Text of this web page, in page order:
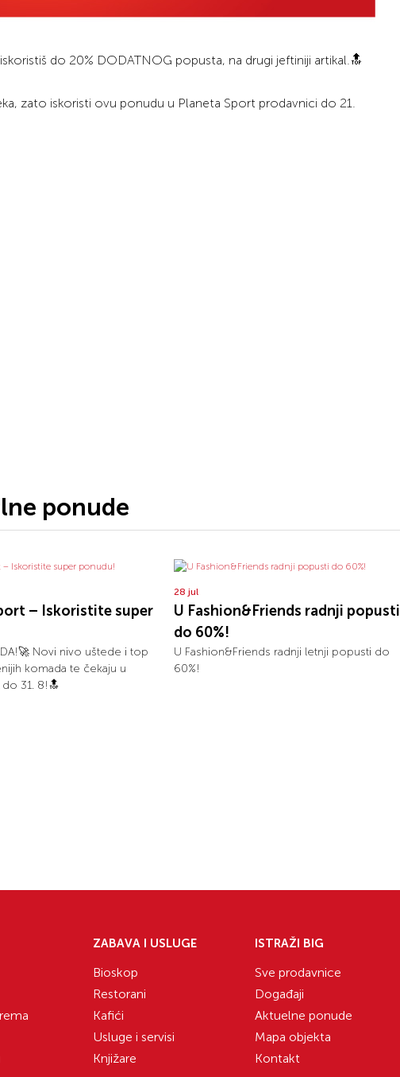
do 20% DODATNOG popusta, na drugi jeftiniji artikal.🔝
zato iskoristi ovu ponudu u Planeta Sport prodavnici do 21.
ponude
– Iskoristite super
Novi nivo uštede i top
komada te čekaju u
do 31. 8!🔝
28 jul
U Fashion&Friends radnji popusti
do 60%!
U Fashion&Friends radnji letnji popusti do
60%!
ZABAVA I USLUGE
Bioskop
Restorani
Kafići
Usluge i servisi
Knjižare
ISTRAŽI BIG
Sve prodavnice
Događaji
Aktuelne ponude
Mapa objekta
Kontakt